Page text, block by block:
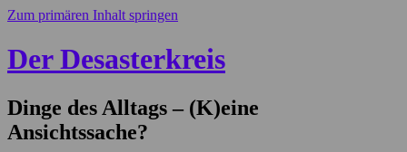
Zum primären Inhalt springen
Der Desasterkreis
Dinge des Alltags – (K)eine
Ansichtssache?